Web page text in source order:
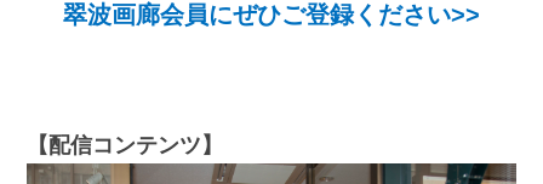
翠波画廊会員にぜひご登録ください>>
【配信コンテンツ】